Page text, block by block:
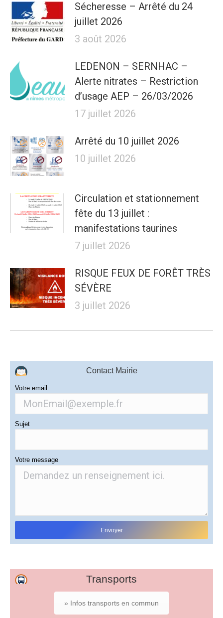
Sécheresse – Arrêté du 24
juillet 2026
3 août 2026
LEDENON – SERNHAC –
Alerte nitrates – Restriction
d’usage AEP – 26/03/2026
17 juillet 2026
Arrêté du 10 juillet 2026
10 juillet 2026
Circulation et stationnement
fête du 13 juillet :
manifestations taurines
7 juillet 2026
RISQUE FEUX DE FORÊT TRÈS
SÉVÈRE
3 juillet 2026
Contact Mairie
Votre email
Sujet
Votre message
Transports
» Infos transports en commun